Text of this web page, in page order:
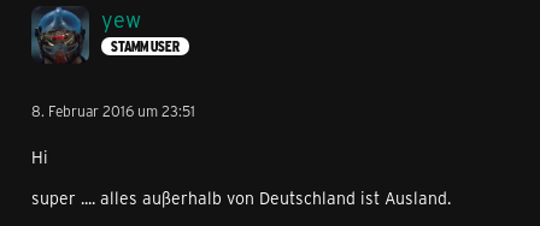
yew
STAMM USER
8. Februar 2016 um 23:51
Hi
super .... alles außerhalb von Deutschland ist Ausland.